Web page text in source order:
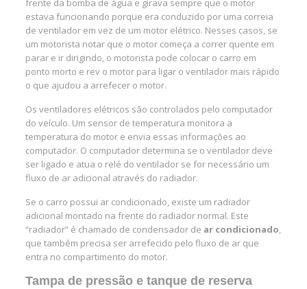
frente da bomba de água e girava sempre que o motor
estava funcionando porque era conduzido por uma correia
de ventilador em vez de um motor elétrico. Nesses casos, se
um motorista notar que o motor começa a correr quente em
parar e ir dirigindo, o motorista pode colocar o carro em
ponto morto e rev o motor para ligar o ventilador mais rápido
o que ajudou a arrefecer o motor.
Os ventiladores elétricos são controlados pelo computador
do veículo. Um sensor de temperatura monitora a
temperatura do motor e envia essas informações ao
computador. O computador determina se o ventilador deve
ser ligado e atua o relé do ventilador se for necessário um
fluxo de ar adicional através do radiador.
Se o carro possui ar condicionado, existe um radiador
adicional montado na frente do radiador normal. Este
“radiador” é chamado de condensador de ar condicionado,
que também precisa ser arrefecido pelo fluxo de ar que
entra no compartimento do motor.
Tampa de pressão e tanque de reserva